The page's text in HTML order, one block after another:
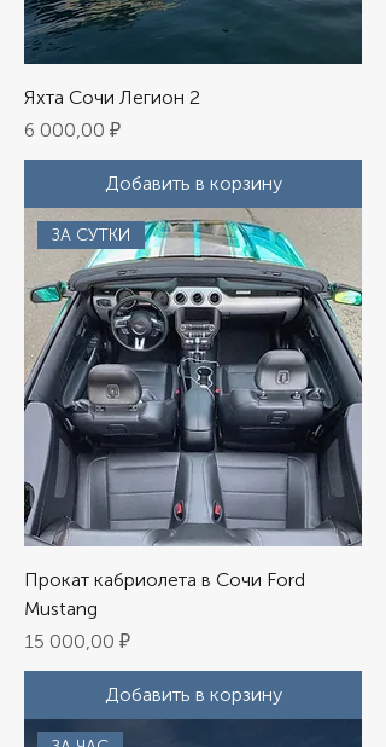
Яхта Сочи Легион 2
Цена
6 000,00 ₽
Добавить в корзину
ЗА СУТКИ
Прокат кабриолета в Сочи Ford
Mustang
Цена
15 000,00 ₽
Добавить в корзину